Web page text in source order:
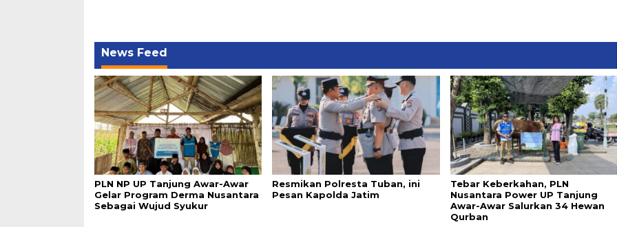
News Feed
PLN NP UP Tanjung Awar-Awar
Gelar Program Derma Nusantara
Sebagai Wujud Syukur
Resmikan Polresta Tuban, ini
Pesan Kapolda Jatim
Tebar Keberkahan, PLN
Nusantara Power UP Tanjung
Awar-Awar Salurkan 34 Hewan
Qurban